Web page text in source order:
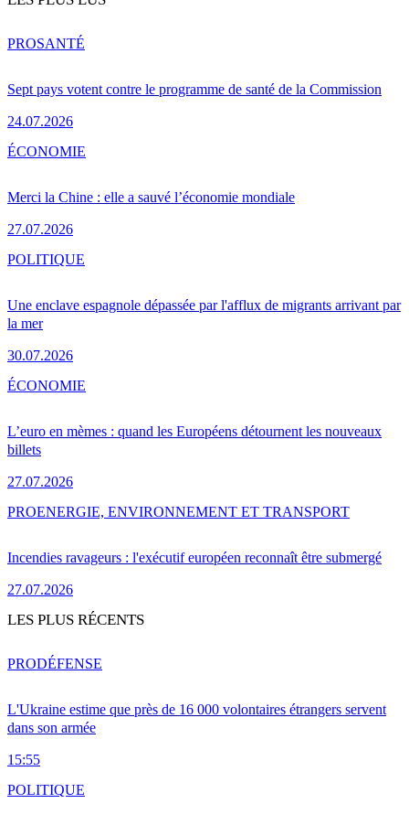
Sept pays votent contre le programme de santé de la Commission
24.07.2026
PROSANTÉ
Merci la Chine : elle a sauvé l’économie mondiale
27.07.2026
ÉCONOMIE
Une enclave espagnole dépassée par l'afflux de migrants arrivant par
la mer
30.07.2026
POLITIQUE
L’euro en mèmes : quand les Européens détournent les nouveaux
billets
27.07.2026
ÉCONOMIE
Incendies ravageurs : l'exécutif européen reconnaît être submergé
27.07.2026
PROENERGIE, ENVIRONNEMENT ET TRANSPORT
LES PLUS RÉCENTS
L'Ukraine estime que près de 16 000 volontaires étrangers servent
dans son armée
15:55
PRODÉFENSE
POLITIQUE